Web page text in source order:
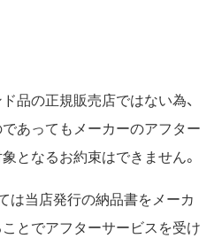
品の正規販売店ではない為、
あってもメーカーのアフター
象となるお約束はできません。
は当店発行の納品書をメーカ
とでアフターサービスを受け